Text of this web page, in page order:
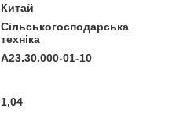
Китай
Сільськогосподарська
техніка
А23.30.000-01-10
1,04